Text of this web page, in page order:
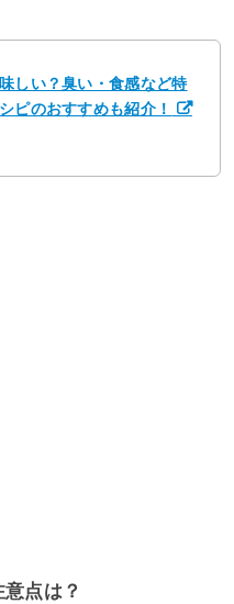
しい？臭い・食感など特
ピのおすすめも紹介！
点は？